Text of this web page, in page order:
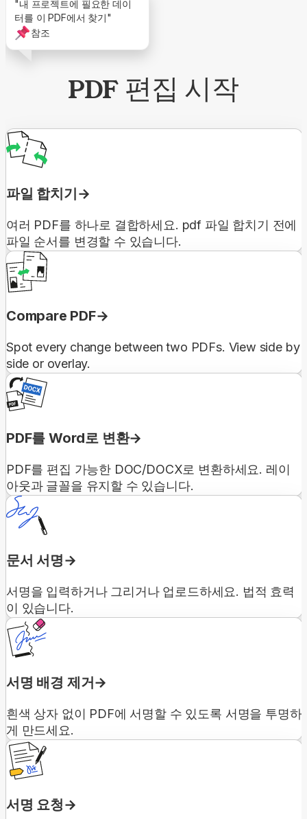
"내 프로젝트에 필요한 데이
터를 이 PDF에서 찾기"
참조
PDF 편집 시작
파일 합치기
여러 PDF를 하나로 결합하세요. pdf 파일 합치기 전에
파일 순서를 변경할 수 있습니다.
Compare PDF
Spot every change between two PDFs. View side by
side or overlay.
PDF를 Word로 변환
PDF를 편집 가능한 DOC/DOCX로 변환하세요. 레이
아웃과 글꼴을 유지할 수 있습니다.
문서 서명
서명을 입력하거나 그리거나 업로드하세요. 법적 효력
이 있습니다.
서명 배경 제거
흰색 상자 없이 PDF에 서명할 수 있도록 서명을 투명하
게 만드세요.
서명 요청